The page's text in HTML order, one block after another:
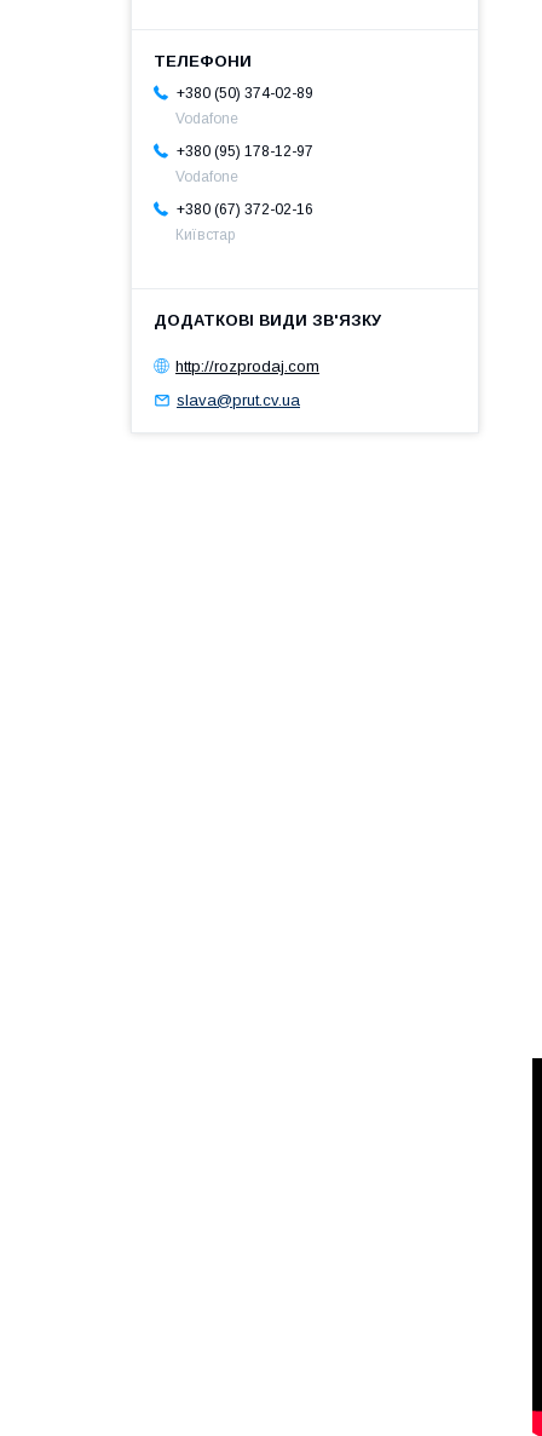
+380 (50) 374-02-89
Vodafone
+380 (95) 178-12-97
Vodafone
+380 (67) 372-02-16
Київстар
http://rozprodaj.com
slava@prut.cv.ua